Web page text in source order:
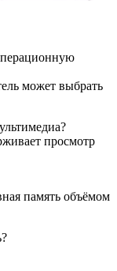
может выбрать
просмотр
память объёмом